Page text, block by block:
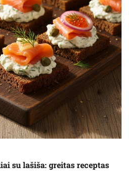
su lašiša: greitas receptas